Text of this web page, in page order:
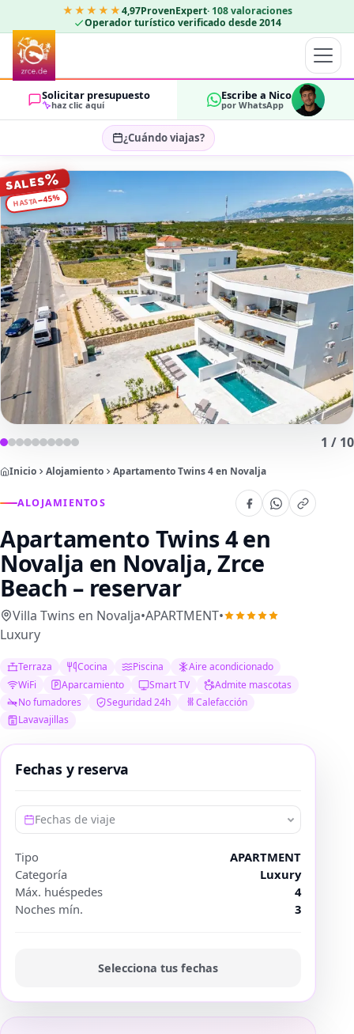
★★★★★4,97ProvenExpert· 108 valoraciones
Operador turístico verificado desde 2014
Solicitar presupuesto
haz clic aquí
Escribe a Nico
por WhatsApp
¿Cuándo viajas?
Seleccionar fechas…
HUÉSPEDES
OK
1 / 10
SALES%
HASTA−45%
Inicio Alojamiento Apartamento Twins 4 en Novalja
ALOJAMIENTOS
Apartamento Twins 4 en
Novalja en Novalja, Zrce
Beach – reservar
Villa Twins en Novalja•APARTMENT•
Luxury
Terraza Cocina Piscina
Aire acondicionado
WiFi
Aparcamiento Smart TV
Admite mascotas
No fumadores
Seguridad 24h
Calefacción
Lavavajillas
Fechas y reserva
Fechas de viaje
Tipo
APARTMENT
Categoría
Luxury
Máx. huéspedes
4
Noches mín.
3
Selecciona tus fechas